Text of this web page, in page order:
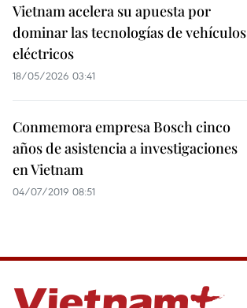
Vietnam acelera su apuesta por
dominar las tecnologías de vehículos
eléctricos
18/05/2026 03:41
Conmemora empresa Bosch cinco
años de asistencia a investigaciones
en Vietnam
04/07/2019 08:51